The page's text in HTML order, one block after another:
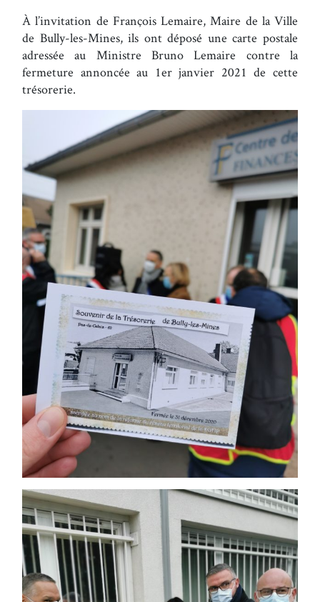
À l’invitation de François Lemaire, Maire de la Ville
de Bully-les-Mines, ils ont déposé une carte postale
adressée au Ministre Bruno Lemaire contre la
fermeture annoncée au 1er janvier 2021 de cette
trésorerie.